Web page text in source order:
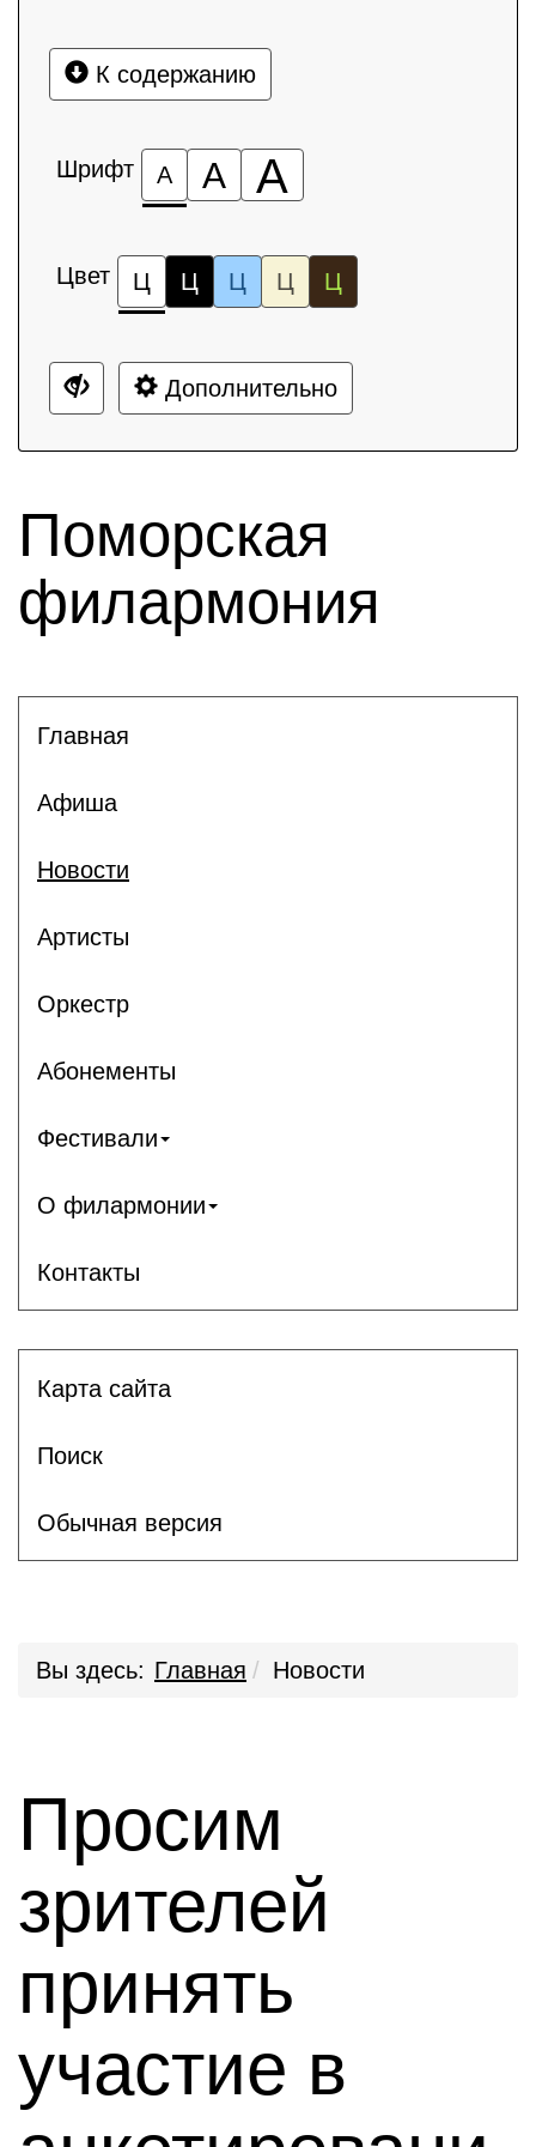
К содержанию
Шрифт А А А
Цвет Ц Ц Ц Ц Ц
Дополнительно
Поморская
филармония
Главная
Афиша
Новости
Артисты
Оркестр
Абонементы
Фестивали
О филармонии
Контакты
Карта сайта
Поиск
Обычная версия
Вы здесь: Главная Новости
Просим
зрителей
принять
участие в